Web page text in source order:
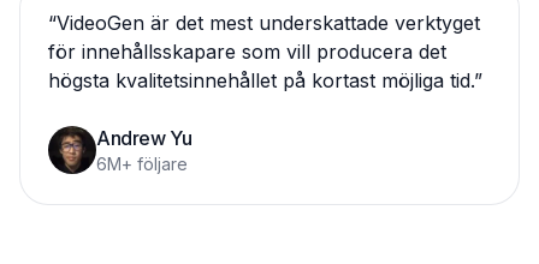
“VideoGen är det mest underskattade verktyget
för innehållsskapare som vill producera det
högsta kvalitetsinnehållet på kortast möjliga tid.”
Andrew Yu
6M+ följare